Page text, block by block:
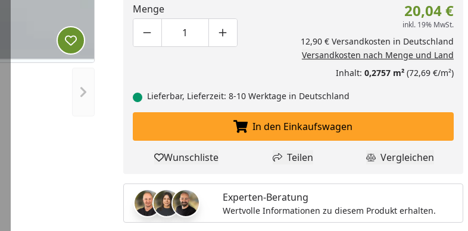
Nächstes Bild anzeigen
Produkt zur Wunschliste hinzufügen
Menge
Produktmenge um eins verringern
Produktmenge manuell eingeben
Produktmenge um eins erhöhen
20,04 €
inkl. 19% MwSt.
12,90 € Versandkosten in Deutschland
Versandkosten nach Menge und Land
Inhalt: 0,2757 m²(72,69 €/m²)
Lieferbar, Lieferzeit: 8-10 Werktage in Deutschland
In den Einkaufswagen legen
In den Einkaufswagen
Produkt zur Wunschliste hinzufügen
Wunschliste Teilen
Teilen Produkt
Vergleichen
Experten-Beratung
Wertvolle Informationen zu diesem Produkt erhalten.